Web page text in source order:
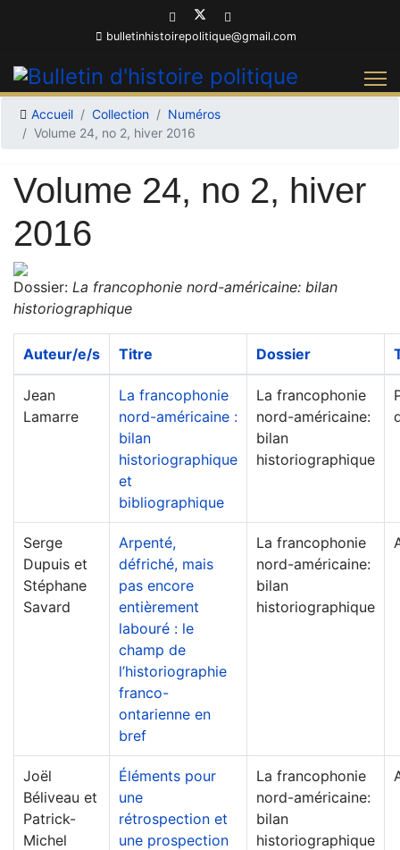
bulletinhistoirepolitique@gmail.com
Accueil Collection
Numéros
Volume 24, no 2, hiver 2016
Volume 24, no 2, hiver
2016
Dossier: La francophonie nord-américaine: bilan
historiographique
Auteur/e/s Titre Dossier
Jean
Lamarre
La francophonie
nord-américaine :
bilan
historiographique
et
bibliographique
La francophonie
nord-américaine:
bilan
historiographique
Serge
Dupuis et
Stéphane
Savard
Arpenté,
défriché, mais
pas encore
entièrement
labouré : le
champ de
l’historiographie
franco-
ontarienne en
bref
La francophonie
nord-américaine:
bilan
historiographique
Joël
Béliveau et
Patrick-
Michel
Éléments pour
une
rétrospection et
une prospection
La francophonie
nord-américaine:
bilan
historiographique